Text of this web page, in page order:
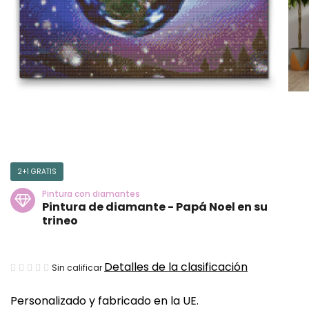
Personalizado y fabricado en la UE.
2+1 GRATIS
Pintura con diamantes
Pintura de diamante - Papá Noel en su
trineo
La
media
Sin calificar Detalles de la clasificación